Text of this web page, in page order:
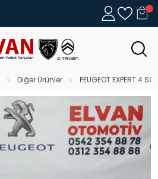
Diğer Ürünler PEUGEOT EXPERT 4